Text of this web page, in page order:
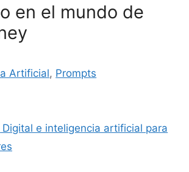
en el mundo de
Artificial, Prompts
e inteligencia artificial para